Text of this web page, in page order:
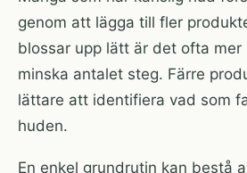
genom att lägga till fler
blossar upp lätt är det ofta
minska antalet steg. Färre
lättare att identifiera vad som
huden.
En enkel grundrutin kan bestå